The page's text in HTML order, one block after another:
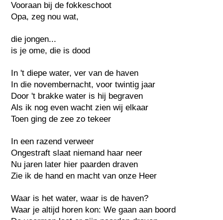
Vooraan bij de fokkeschoot
Opa, zeg nou wat,
die jongen...
is je ome, die is dood
In 't diepe water, ver van de haven
In die novembernacht, voor twintig jaar
Door 't brakke water is hij begraven
Als ik nog even wacht zien wij elkaar
Toen ging de zee zo tekeer
In een razend verweer
Ongestraft slaat niemand haar neer
Nu jaren later hier paarden draven
Zie ik de hand en macht van onze Heer
Waar is het water, waar is de haven?
Waar je altijd horen kon: We gaan aan boord